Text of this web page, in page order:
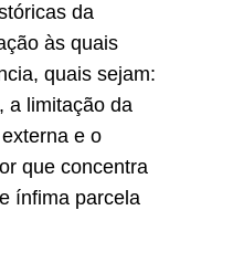
da
às quais
quais sejam:
a limitação da
e o
que concentra
ínfima parcela